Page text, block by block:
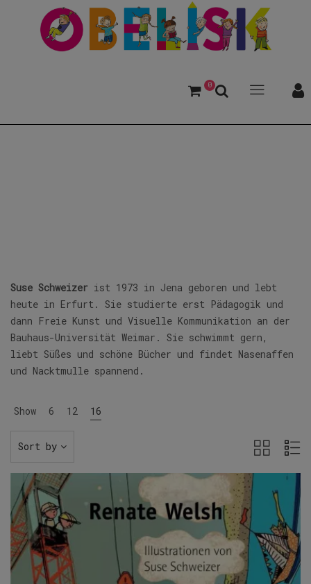
0
Suse Schweizer ist 1973 in Jena geboren und lebt
heute in Erfurt. Sie studierte erst Pädagogik und
dann Freie Kunst und Visuelle Kommunikation an der
Bauhaus-Universität Weimar. Sie schwimmt gern,
liebt Süßes und schöne Bücher und findet Nasenaffen
und Nacktmulle spannend.
Show 6 12 16
Sort by